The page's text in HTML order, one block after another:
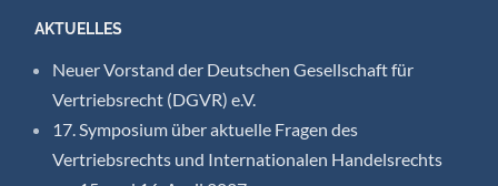
AKTUELLES
Neuer Vorstand der Deutschen Gesellschaft für
Vertriebsrecht (DGVR) e.V.
17. Symposium über aktuelle Fragen des
Vertriebsrechts und Internationalen Handelsrechts